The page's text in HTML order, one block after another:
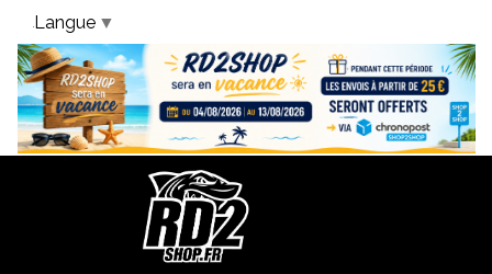
Bandeau Vacances
Langue ▼